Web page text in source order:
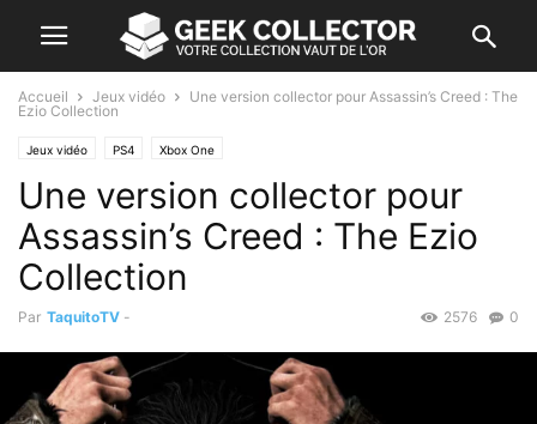
Accueil Jeux vidéo
Une version collector pour Assassin’s Creed : The
Ezio Collection
Jeux vidéo PS4 Xbox One
Une version collector pour
Assassin’s Creed : The Ezio
Collection
Par TaquitoTV - 0
2576